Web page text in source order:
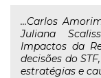
...Carlos
Juliana
Impactos da
decisões do
estratégias e